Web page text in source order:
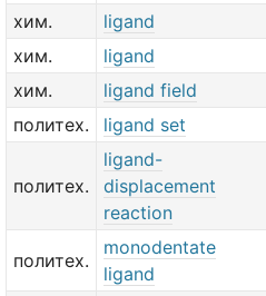
хим.
ligand
хим.
ligand
хим.
ligand field
политех.
ligand set
политех.
ligand-
displacement
reaction
политех.
monodentate
ligand